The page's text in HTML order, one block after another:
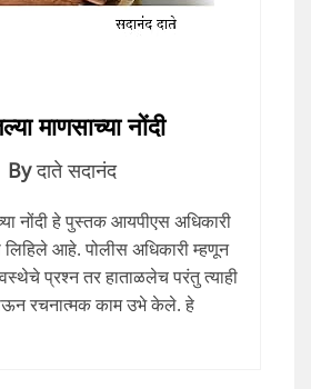
माणसाच्या नोंदी
By दाते सदानंद
नोंदी हे पुस्तक आयपीएस अधिकारी
लिहिले आहे. पोलीस अधिकारी म्हणून
प्रश्न तर हाताळलेच परंतु त्याही
रचनात्मक काम उभे केले. हे